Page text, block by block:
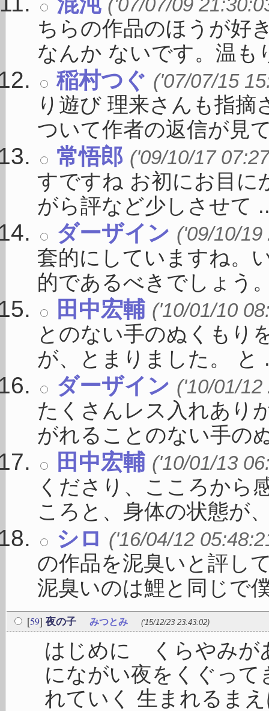
ちらの作品のほうが好
なんか ないです。温も
稲村つぐ ('07/07/15
り遊び 理来さんも指
ついて作者の返信が見
常悟郎 ('09/10/17
すですね お初にお目に
がら評など少しさせて
ダーザイン ('09/10/19
套的にしていますね。
的であるべきでしょう
田中宏輔 ('10/01/10
とのない手のぬくもり
が、とまりました。 と
ダーザイン ('10/01/12
たくさんレス入れあり
がれることのない手の
田中宏輔 ('10/01/13
くださり、こころから
ころと、身体の状態が
シロ ('16/04/12
の作品を泥臭いと評し
泥臭いのは鯉と同じで
[59] 夜の子 みつとみ ('15/12/23 23:43:02)
はじめに くらやみが
にながい夜をくぐっ
れていく 生まれるま